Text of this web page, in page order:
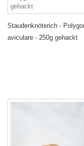
Staudenknöterich -
aviculare - 250g gehackt